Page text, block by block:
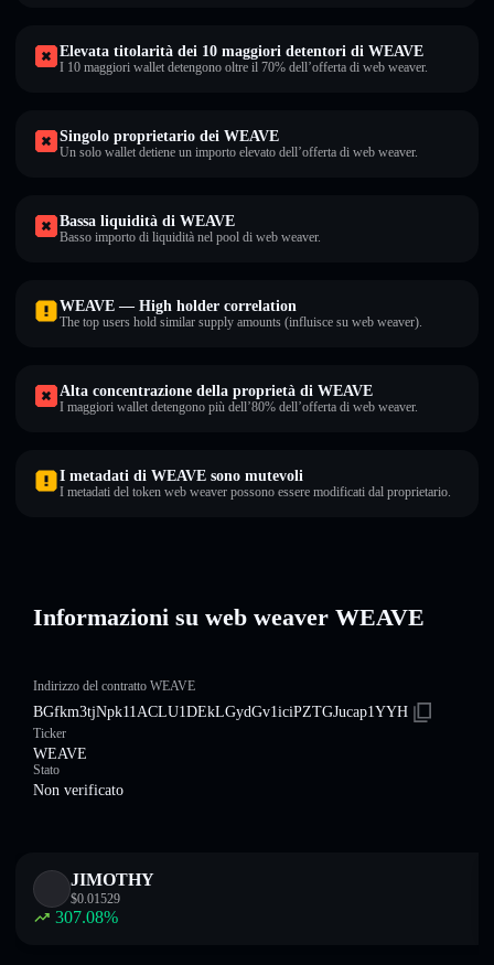
Elevata titolarità dei 10 maggiori detentori di WEAVE
I 10 maggiori wallet detengono oltre il 70% dell’offerta di web weaver.
Singolo proprietario dei WEAVE
Un solo wallet detiene un importo elevato dell’offerta di web weaver.
Bassa liquidità di WEAVE
Basso importo di liquidità nel pool di web weaver.
WEAVE — High holder correlation
The top users hold similar supply amounts (influisce su web weaver).
Alta concentrazione della proprietà di WEAVE
I maggiori wallet detengono più dell’80% dell’offerta di web weaver.
I metadati di WEAVE sono mutevoli
I metadati del token web weaver possono essere modificati dal proprietario.
Informazioni su web weaver WEAVE
Indirizzo del contratto WEAVE
BGfkm3tjNpk11ACLU1DEkLGydGv1iciPZTGJucap1YYH
Ticker
WEAVE
Stato
Non verificato
JIMOTHY
$0.01529
307.08%